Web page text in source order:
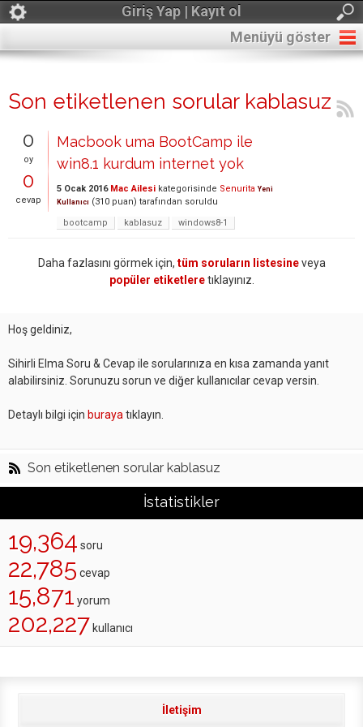
Giriş Yap | Kayıt ol
Menüyü göster
Son etiketlenen sorular kablasuz
0
oy
0
cevap
Macbook uma BootCamp ile
win8.1 kurdum internet yok
5 Ocak 2016 Mac Ailesi kategorisinde Senurita Yeni
Kullanıcı (310 puan) tarafından soruldu
bootcamp
kablasuz windows8-1
Daha fazlasını görmek için, tüm soruların listesineveya
popüler etiketleretıklayınız.
Hoş geldiniz,
Sihirli Elma Soru & Cevap ile sorularınıza en kısa zamanda yanıt
alabilirsiniz. Sorunuzu sorun ve diğer kullanıcılar cevap versin.
Detaylı bilgi için buraya tıklayın.
Son etiketlenen sorular kablasuz
İstatistikler
19,364 soru
22,785 cevap
15,871 yorum
202,227 kullanıcı
İletişim